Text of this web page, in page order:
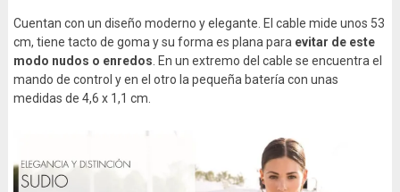
Cuentan con un diseño moderno y elegante. El cable mide unos 53
cm, tiene tacto de goma y su forma es plana para evitar de este
modo nudos o enredos . En un extremo del cable se encuentra el
mando de control y en el otro la pequeña batería con unas
medidas de 4,6 x 1,1 cm.